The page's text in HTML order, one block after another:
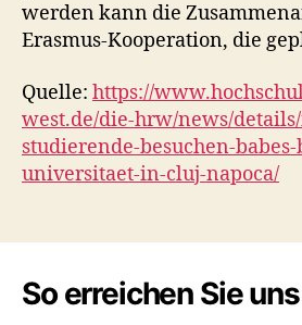
werden kann die
Erasmus-Kooperation, die
Quelle: https://
west.de/die-hrw/news/
studierende-besuchen-
universitaet-in-cluj-napoca/
So erreichen Sie uns